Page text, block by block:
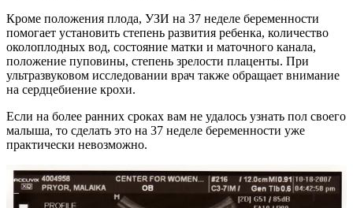
Кроме положения плода, УЗИ на 37 неделе беременности
помогает установить степень развития ребенка, количество
околоплодных вод, состояние матки и маточного канала,
положение пуповины, степень зрелости плаценты. При
ультразвуковом исследовании врач также обращает внимание
на сердцебиение крохи.
Если на более ранних сроках вам не удалось узнать пол своего
малыша, то сделать это на 37 неделе беременности уже
практически невозможно.